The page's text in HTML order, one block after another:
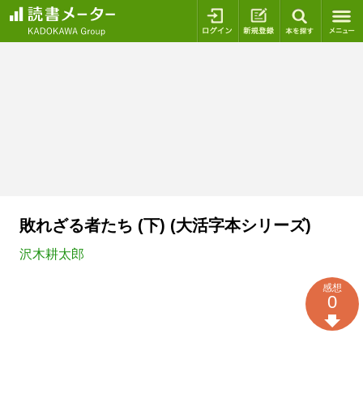
ログイン 新規登録
敗れざる者たち (下) (大活字本シリーズ)
沢木耕太郎
感想
0